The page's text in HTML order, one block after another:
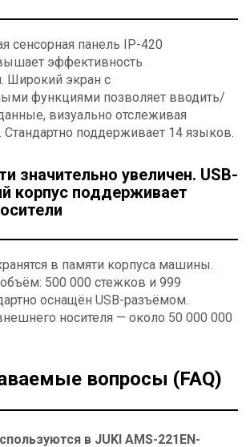
сенсорная панель IP-420
эффективность
Широкий экран с
функциями позволяет вводить/
визуально отслеживая
поддерживает 14 языков.
значительно увеличен. USB-
корпус поддерживает
в памяти корпуса машины.
500 000 стежков и 999
оснащён USB-разъёмом.
носителя — около 50 000 000
вопросы (FAQ)
в JUKI AMS-221EN-